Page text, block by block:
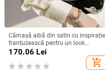
Cămașă albă din satin cu inspirație
franțuzească pentru un look
elegant la birou
170.06 Lei
add_shopping_cart